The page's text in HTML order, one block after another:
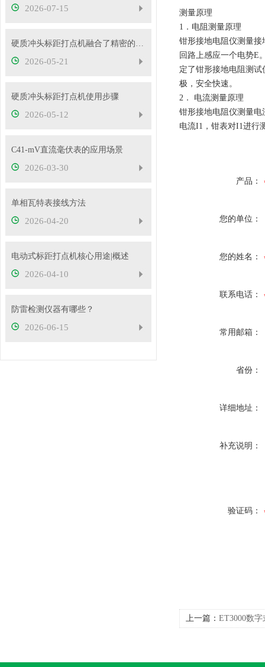
2026-07-15
硬质冲头标距打点机融合了精密的机械传动与弹性冲击技术
2026-05-21
硬质冲头标距打点机使用步骤
2026-05-12
C41-mV直流毫伏表的应用场景
2026-03-30
单相瓦特表接线方法
2026-04-20
电动式标距打点机核心用途|概述
2026-04-10
防雷检测仪器有哪些？
2026-06-15
测量原理
1．电阻测量原理
钳形接地电阻仪测量
回路上感应一个电势E
定了钳形接地电阻测
极，安全快速。
2． 电流测量原理
钳形接地电阻仪测量
电流I1，钳表对I1进行
产品：
您的单位：
您的姓名：
联系电话：
常用邮箱：
省份：
详细地址：
补充说明：
验证码：
上一篇： ET3000数